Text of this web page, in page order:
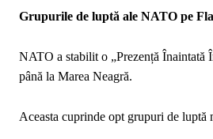
Grupurile de luptă ale NATO pe
NATO a stabilit o „Prezență Înaintată
până la Marea Neagră.
Aceasta cuprinde opt grupuri de